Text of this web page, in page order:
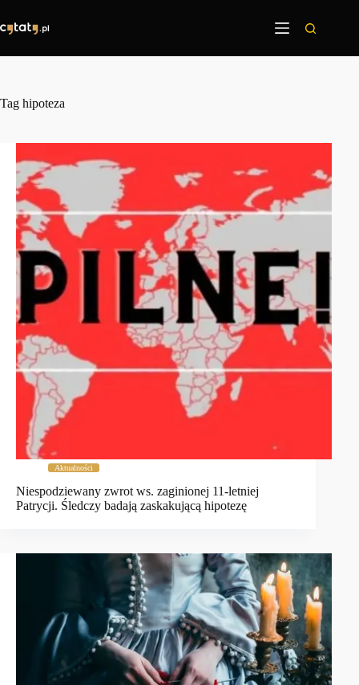
treści
Tag hipoteza
Aktualności
Niespodziewany zwrot ws. zaginionej 11-letniej
Patrycji. Śledczy badają zaskakującą hipotezę